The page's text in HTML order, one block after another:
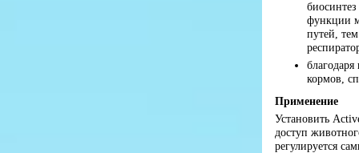
функции
путей,
кормов,
Применение
Установить
доступ
регулируется